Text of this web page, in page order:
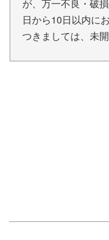
が、万一不良・破
日から10日以内に
つきましては、未